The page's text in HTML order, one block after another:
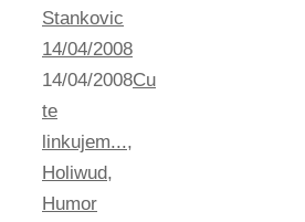
Stankovic
14/04/2008
14/04/2008Cu
te
linkujem...,
Holiwud,
Humor